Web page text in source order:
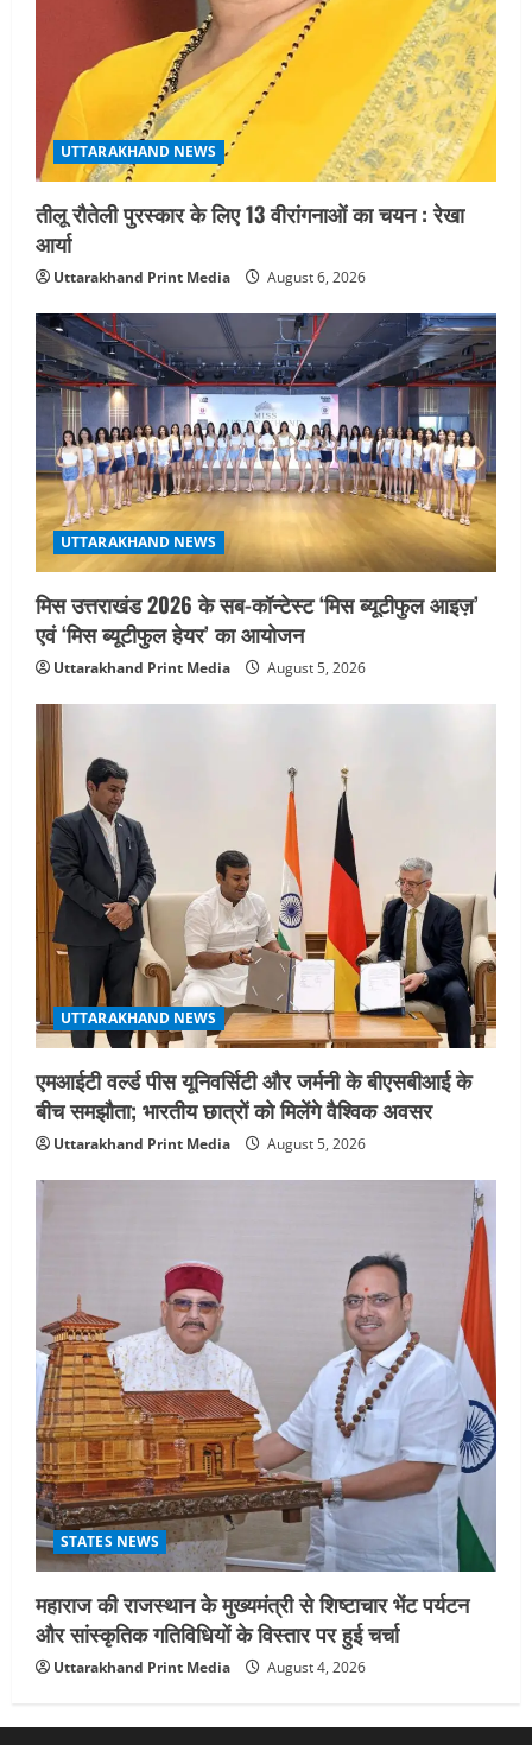
5
UTTARAKHAND NEWS
नोमुरा रिपोर्ट: जंग के कारण भारत को हर वर्ष
₹14.15 लाख करोड़ का नुकसान, जो देश की
जीडीपी का 4.3% के बराबर
August 3, 2026
UTTARAKHAND NEWS
तीलू रौतेली पुरस्कार के लिए 13 वीरांगनाओं का चयन : रेखा
आर्या
Uttarakhand Print Media August 6, 2026
UTTARAKHAND NEWS
मिस उत्तराखंड 2026 के सब-कॉन्टेस्ट ‘मिस ब्यूटीफुल आइज़’
एवं ‘मिस ब्यूटीफुल हेयर’ का आयोजन
Uttarakhand Print Media August 5, 2026
UTTARAKHAND NEWS
एमआईटी वर्ल्ड पीस यूनिवर्सिटी और जर्मनी के बीएसबीआई के
बीच समझौता; भारतीय छात्रों को मिलेंगे वैश्विक अवसर
Uttarakhand Print Media August 5, 2026
STATES NEWS
महाराज की राजस्थान के मुख्यमंत्री से शिष्टाचार भेंट पर्यटन
और सांस्कृतिक गतिविधियों के विस्तार पर हुई चर्चा
Uttarakhand Print Media August 4, 2026